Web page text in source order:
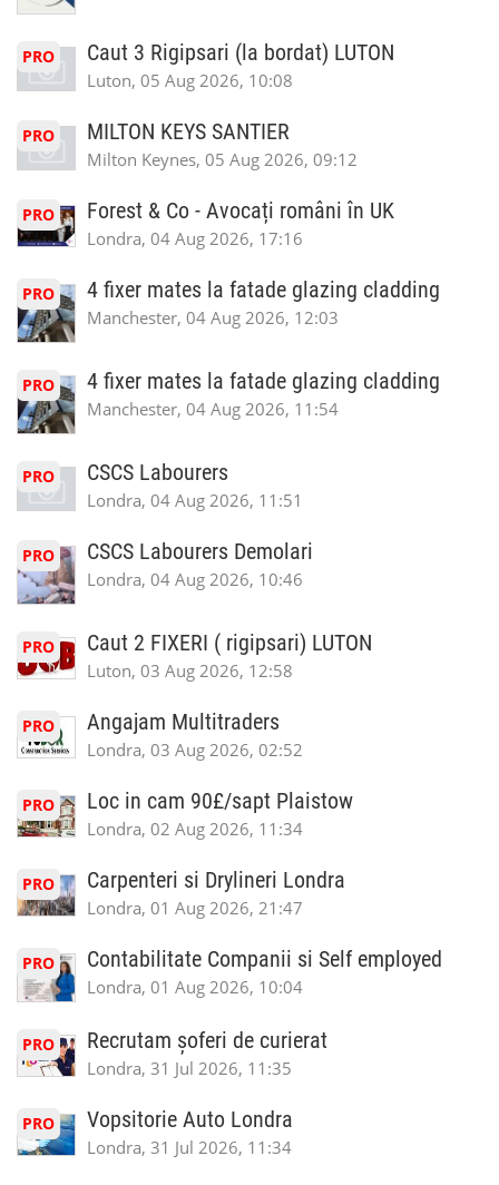
PRO Caut 3 Rigipsari (la bordat) LUTON
Luton, 05 Aug 2026, 10:08
PRO MILTON KEYS SANTIER
Milton Keynes, 05 Aug 2026, 09:12
PRO Forest & Co - Avocați români în UK
Londra, 04 Aug 2026, 17:16
PRO 4 fixer mates la fatade glazing cladding
Manchester, 04 Aug 2026, 12:03
PRO 4 fixer mates la fatade glazing cladding
Manchester, 04 Aug 2026, 11:54
PRO CSCS Labourers
Londra, 04 Aug 2026, 11:51
PRO CSCS Labourers Demolari
Londra, 04 Aug 2026, 10:46
PRO Caut 2 FIXERI ( rigipsari) LUTON
Luton, 03 Aug 2026, 12:58
PRO Angajam Multitraders
Londra, 03 Aug 2026, 02:52
PRO Loc in cam 90£/sapt Plaistow
Londra, 02 Aug 2026, 11:34
PRO Carpenteri si Drylineri Londra
Londra, 01 Aug 2026, 21:47
PRO Contabilitate Companii si Self employed
Londra, 01 Aug 2026, 10:04
PRO Recrutam șoferi de curierat
Londra, 31 Jul 2026, 11:35
PRO Vopsitorie Auto Londra
Londra, 31 Jul 2026, 11:34